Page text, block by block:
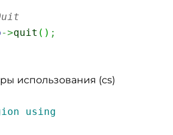
->quit ( ) ;
использования (cs)
using